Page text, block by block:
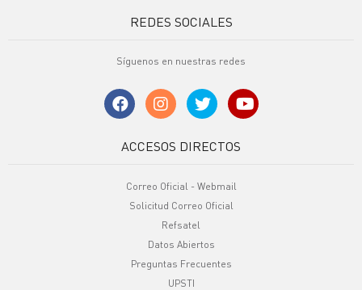
REDES SOCIALES
Síguenos en nuestras redes
ACCESOS DIRECTOS
Correo Oficial - Webmail
Solicitud Correo Oficial
Refsatel
Datos Abiertos
Preguntas Frecuentes
UPSTI